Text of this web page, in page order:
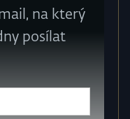
na který
posílat